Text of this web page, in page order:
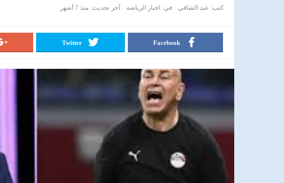
كتب عبد الشافي في اخبار الرياضة آخر تحديث منذ 7 أشهر
Facebook
Twitter